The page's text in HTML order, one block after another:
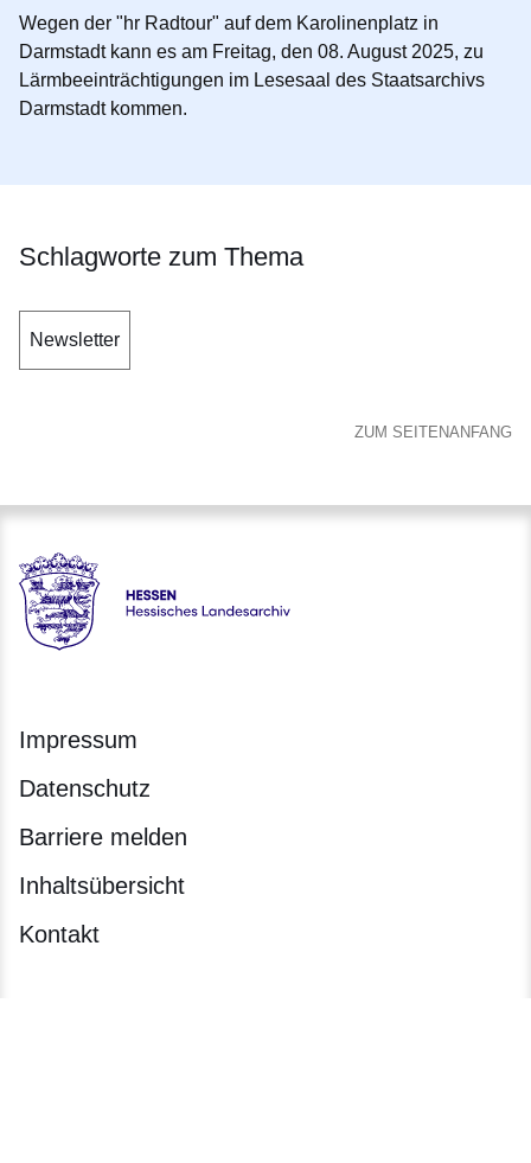
Wegen der "hr Radtour" auf dem Karolinenplatz in
Darmstadt kann es am Freitag, den 08. August 2025, zu
Lärmbeeinträchtigungen im Lesesaal des Staatsarchivs
Darmstadt kommen.
Schlagworte zum Thema
Newsletter
ZUM SEITENANFANG
Hessen - Hessisches Landesarchiv
Impressum
Datenschutz
Barriere melden
Inhaltsübersicht
Kontakt